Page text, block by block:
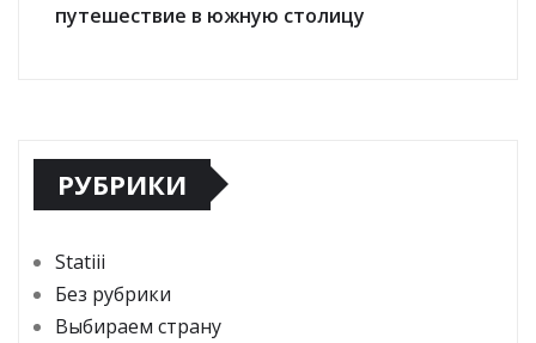
путешествие в южную столицу
РУБРИКИ
Statiii
Без рубрики
Выбираем страну